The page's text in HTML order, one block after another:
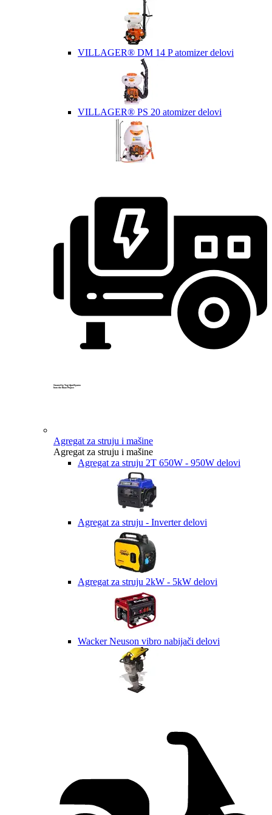
VILLAGER® DM 14 P atomizer delovi
VILLAGER® PS 20 atomizer delovi
Created by Yogi Aprelliyanto
from the Noun Project
Agregat za struju i mašine
Agregat za struju i mašine
Agregat za struju 2T 650W - 950W delovi
Agregat za struju - Inverter delovi
Agregat za struju 2kW - 5kW delovi
Wacker Neuson vibro nabijači delovi